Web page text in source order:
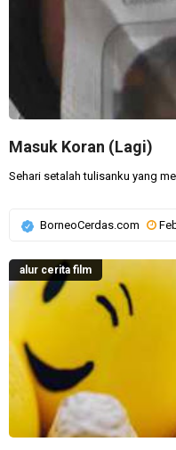
Masuk Koran (Lagi)
Sehari setalah tulisanku yang
BorneoCerdas.com
alur cerita film